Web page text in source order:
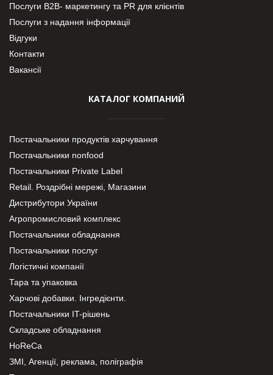
Послуги В2В- маркетингу та PR для клієнтів
Послуги з надання інформації
Відгуки
Контакти
Вакансії
КАТАЛОГ КОМПАНИЙ
Постачальники продуктів харчування
Постачальники nonfood
Постачальники Private Label
Retail. Роздрібні мережі, Магазини
Дистрибутори України
Агропромисловий комплекс
Постачальники обладнання
Постачальники послуг
Логістичні компанії
Тара та упаковка
Харчові добавки. Інгредієнти.
Постачальники IT-рішень
Складське обладнання
HoReCa
ЗМІ, Агенції, реклама, поліграфія